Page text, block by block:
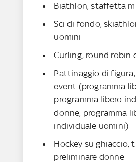
Biathlon, staffetta
Sci di fondo,
uomini
Curling, round robin
Pattinaggio di
event (programma
programma libero
donne, programma
individuale uomini)
Hockey su ghiaccio,
preliminare donne